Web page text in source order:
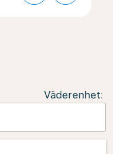
Väderenhet: